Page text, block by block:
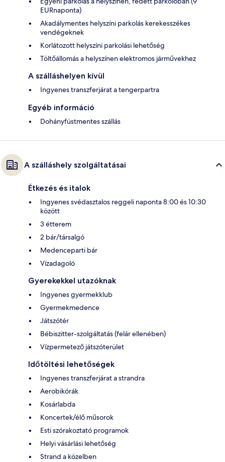
EURnaponta)
Akadálymentes helyszíni parkolás kerekesszékes
vendégeknek
Korlátozott helyszíni parkolási lehetőség
Töltőállomás a helyszínen elektromos járművekhez
A szálláshelyen kívül
Ingyenes transzferjárat a tengerpartra
Egyéb információ
Dohányfüstmentes szállás
A szálláshely szolgáltatásai
Étkezés és italok
Ingyenes svédasztalos reggeli naponta 8:00 és 10:30
között
3 étterem
2 bár/társalgó
Medenceparti bár
Vízadagoló
Gyerekekkel utazóknak
Ingyenes gyermekklub
Gyermekmedence
Játszótér
Bébiszitter-szolgáltatás (felár ellenében)
Vízpermetező játszóterület
Időtöltési lehetőségek
Ingyenes transzferjárat a strandra
Aerobikórák
Kosárlabda
Koncertek/élő műsorok
Esti szórakoztató programok
Helyi vásárlási lehetőség
Strand a közelben